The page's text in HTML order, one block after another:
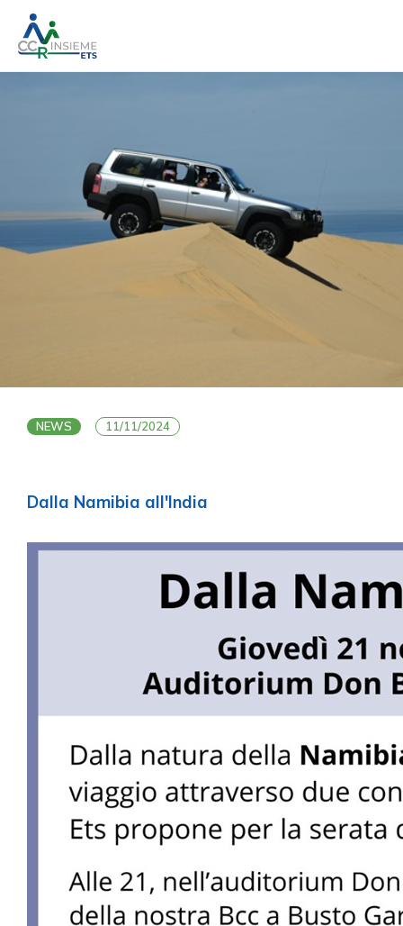
NEWS 11/11/2024
Dalla Namibia all'India